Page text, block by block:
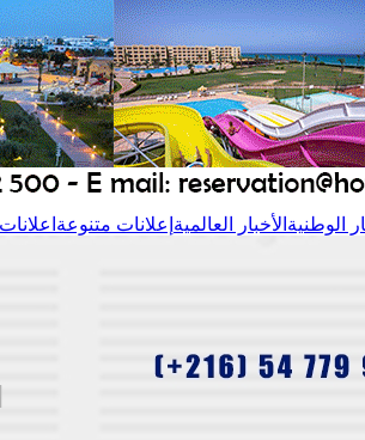
الوطنية الأخبار العالمية إعلانات متنوعة